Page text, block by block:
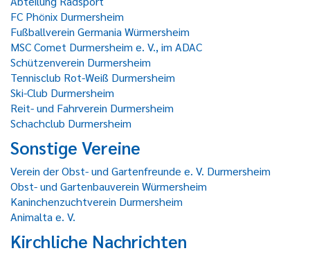
FC Phönix Durmersheim
Fußballverein Germania Würmersheim
MSC Comet Durmersheim e. V., im ADAC
Schützenverein Durmersheim
Tennisclub Rot-Weiß Durmersheim
Ski-Club Durmersheim
Reit- und Fahrverein Durmersheim
Schachclub Durmersheim
Sonstige Vereine
Verein der Obst- und Gartenfreunde e. V. Durmersheim
Obst- und Gartenbauverein Würmersheim
Kaninchenzuchtverein Durmersheim
Animalta e. V.
Kirchliche Nachrichten